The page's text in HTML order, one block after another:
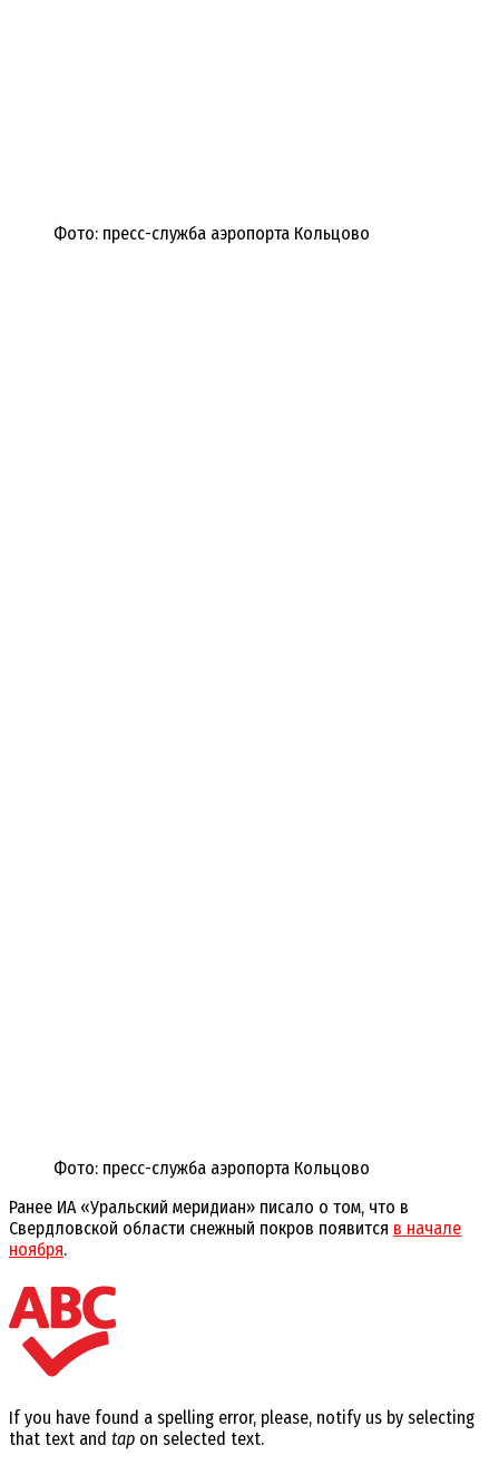
Фото: пресс-служба аэропорта Кольцово
Фото: пресс-служба аэропорта Кольцово
Ранее ИА «Уральский меридиан» писало о том, что в
Свердловской области снежный покров появится в начале
ноября.
If you have found a spelling error, please, notify us by selecting
that text and tap on selected text.